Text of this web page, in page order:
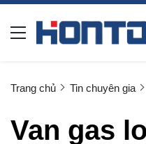
Trang chủ Tin chuyên gia
Van gas